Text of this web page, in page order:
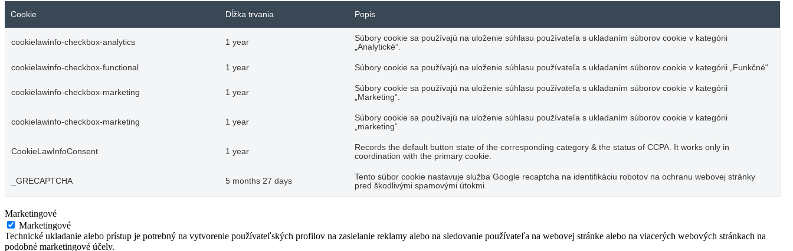
Cookie Dĺžka trvania Popis
cookielawinfo-checkbox-analytics 1 year
Súbory cookie sa používajú na uloženie súhlasu používateľa s ukladaním súborov cookie v kategórii
„Analytické“.
cookielawinfo-checkbox-functional 1 year Súbory cookie sa používajú na uloženie súhlasu používateľa s ukladaním súborov cookie v kategórii „Funkčné“.
cookielawinfo-checkbox-marketing 1 year
Súbory cookie sa používajú na uloženie súhlasu používateľa s ukladaním súborov cookie v kategórii
„Marketing“.
cookielawinfo-checkbox-marketing 1 year
Súbory cookie sa používajú na uloženie súhlasu používateľa s ukladaním súborov cookie v kategórii
„marketing“.
CookieLawInfoConsent 1 year
Records the default button state of the corresponding category & the status of CCPA. It works only in
coordination with the primary cookie.
_GRECAPTCHA 5 months 27 days
Tento súbor cookie nastavuje služba Google recaptcha na identifikáciu robotov na ochranu webovej stránky
pred škodlivými spamovými útokmi.
Marketingové
Marketingové
Technické ukladanie alebo prístup je potrebný na vytvorenie používateľských profilov na zasielanie reklamy alebo na sledovanie používateľa na webovej stránke alebo na viacerých webových stránkach na
podobné marketingové účely.